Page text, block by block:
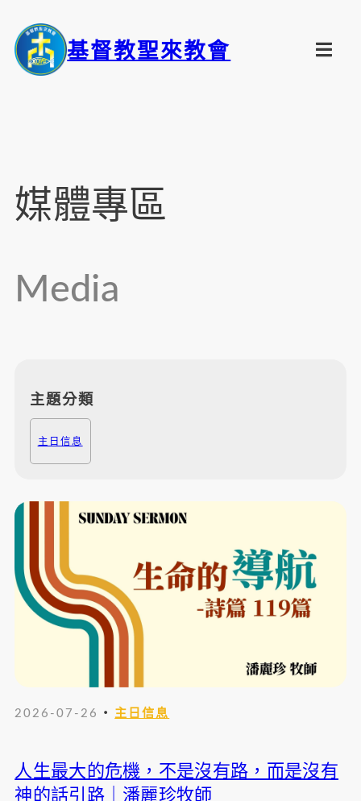
基督教聖來教會
媒體專區
Media
主題分類
主日信息
2026-07-26 ・ 主日信息
人生最大的危機，不是沒有路，而是沒有
神的話引路｜潘麗珍牧師